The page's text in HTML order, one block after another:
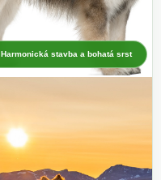
Harmonická stavba a bohatá srst